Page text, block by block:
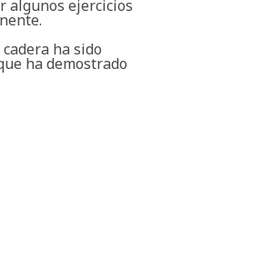
algunos ejercicios
ha sido
ha demostrado